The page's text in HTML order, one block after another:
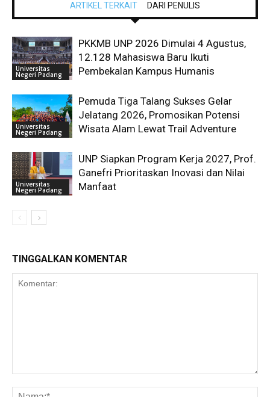
ARTIKEL TERKAIT DARI PENULIS
Universitas
Negeri Padang
PKKMB UNP 2026 Dimulai 4 Agustus,
12.128 Mahasiswa Baru Ikuti
Pembekalan Kampus Humanis
Universitas
Negeri Padang
Pemuda Tiga Talang Sukses Gelar
Jelatang 2026, Promosikan Potensi
Wisata Alam Lewat Trail Adventure
Universitas
Negeri Padang
UNP Siapkan Program Kerja 2027, Prof.
Ganefri Prioritaskan Inovasi dan Nilai
Manfaat
TINGGALKAN KOMENTAR